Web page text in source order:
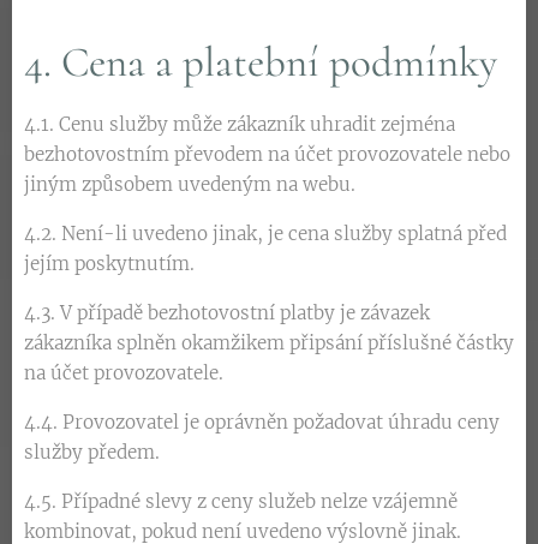
4. Cena a platební podmínky
4.1. Cenu služby může zákazník uhradit zejména
bezhotovostním převodem na účet provozovatele nebo
jiným způsobem uvedeným na webu.
4.2. Není-li uvedeno jinak, je cena služby splatná před
jejím poskytnutím.
4.3. V případě bezhotovostní platby je závazek
zákazníka splněn okamžikem připsání příslušné částky
na účet provozovatele.
4.4. Provozovatel je oprávněn požadovat úhradu ceny
služby předem.
4.5. Případné slevy z ceny služeb nelze vzájemně
kombinovat, pokud není uvedeno výslovně jinak.